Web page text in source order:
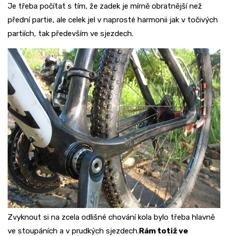
Je třeba počítat s tím, že zadek je mírně obratnější než
přední partie, ale celek jel v naprosté harmonii jak v točivých
partiích, tak především ve sjezdech.
Zvyknout si na zcela odlišné chování kola bylo třeba hlavně
ve stoupáních a v prudkých sjezdech.Rám totiž ve